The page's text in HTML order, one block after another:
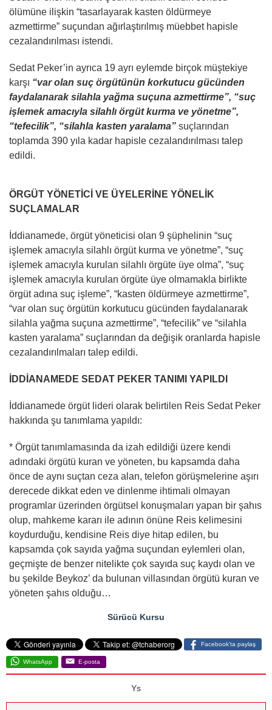
ölümüne ilişkin “tasarlayarak kasten öldürmeye
azmettirme” suçundan ağırlaştırılmış müebbet hapisle
cezalandırılması istendi.
Sedat Peker’in ayrıca 19 ayrı eylemde birçok müştekiye
karşı “var olan suç örgütünün korkutucu gücünden
faydalanarak silahla yağma suçuna azmettirme”, “suç
işlemek amacıyla silahlı örgüt kurma ve yönetme”,
“tefecilik”, “silahla kasten yaralama” suçlarından
toplamda 390 yıla kadar hapisle cezalandırılması talep
edildi.
ÖRGÜT YÖNETİCİ VE ÜYELERİNE YÖNELİK
SUÇLAMALAR
İddianamede, örgüt yöneticisi olan 9 şüphelinin “suç
işlemek amacıyla silahlı örgüt kurma ve yönetme”, “suç
işlemek amacıyla kurulan silahlı örgüte üye olma”, “suç
işlemek amacıyla kurulan örgüte üye olmamakla birlikte
örgüt adına suç işleme”, “kasten öldürmeye azmettirme”,
“var olan suç örgütün korkutucu gücünden faydalanarak
silahla yağma suçuna azmettirme”, “tefecilik” ve “silahla
kasten yaralama” suçlarından da değişik oranlarda hapisle
cezalandırılmaları talep edildi.
İDDİANAMEDE SEDAT PEKER TANIMI YAPILDI
İddianamede örgüt lideri olarak belirtilen Reis Sedat Peker
hakkında şu tanımlama yapıldı:
* Örgüt tanımlamasında da izah edildiği üzere kendi
adındaki örgütü kuran ve yöneten, bu kapsamda daha
önce de aynı suçtan ceza alan, telefon görüşmelerine aşırı
derecede dikkat eden ve dinlenme ihtimali olmayan
programlar üzerinden örgütsel konuşmaları yapan bir şahıs
olup, mahkeme kararı ile adının önüne Reis kelimesini
koydurduğu, kendisine Reis diye hitap edilen, bu
kapsamda çok sayıda yağma suçundan eylemleri olan,
geçmişte de benzer nitelikte çok sayıda suç kaydı olan ve
bu şekilde Beykoz’ da bulunan villasından örgütü kuran ve
yöneten şahıs olduğu…
Sürücü Kursu
Facebook'ta paylaş
WhatsApp E-posta
Ys